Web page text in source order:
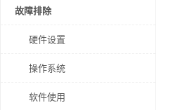
故障排除
硬件设置
操作系统
软件使用